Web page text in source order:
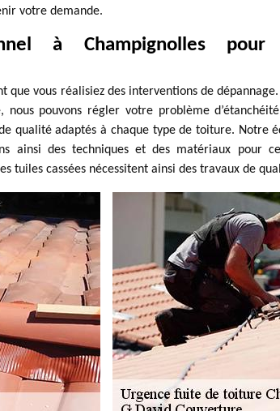
votre demande.
à Champignolles
vous réalisiez des interventions de
nous pouvons régler votre problème
qualité adaptés à chaque type de toiture. Notre
ainsi des techniques et des matériaux pour
tuiles cassées nécessitent ainsi des travaux de